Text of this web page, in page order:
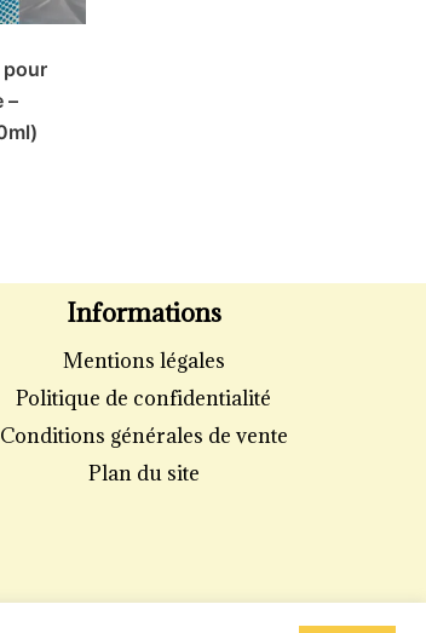
pour
–
Informations
Mentions légales
Politique de confidentialité
Conditions générales de vente
Plan du site